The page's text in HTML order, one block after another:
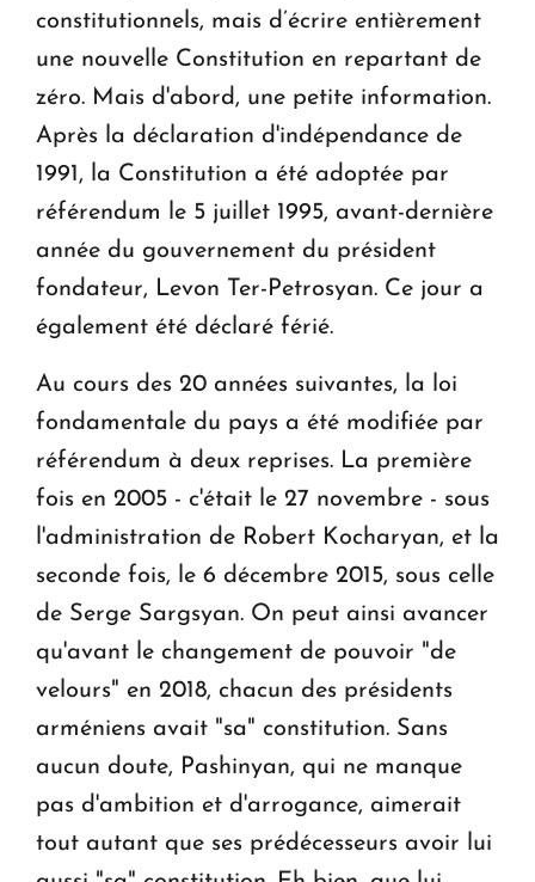
constitutionnels, mais d’écrire entièrement
une nouvelle Constitution en repartant de
zéro. Mais d'abord, une petite information.
Après la déclaration d'indépendance de
1991, la Constitution a été adoptée par
référendum le 5 juillet 1995, avant-dernière
année du gouvernement du président
fondateur, Levon Ter-Petrosyan. Ce jour a
également été déclaré férié.
Au cours des 20 années suivantes, la loi
fondamentale du pays a été modifiée par
référendum à deux reprises. La première
fois en 2005 - c'était le 27 novembre - sous
l'administration de Robert Kocharyan, et la
seconde fois, le 6 décembre 2015, sous celle
de Serge Sargsyan. On peut ainsi avancer
qu'avant le changement de pouvoir "de
velours" en 2018, chacun des présidents
arméniens avait "sa" constitution. Sans
aucun doute, Pashinyan, qui ne manque
pas d'ambition et d'arrogance, aimerait
tout autant que ses prédécesseurs avoir lui